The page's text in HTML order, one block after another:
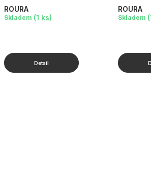
ROURA
Skladem (1 ks)
ROURA
Skladem